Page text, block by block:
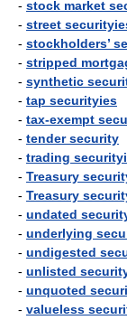
- stock market
- street
- stockholders’
- stripped
- synthetic
- tap securityies
- tax-exempt
- tender security
- trading
- Treasury
- Treasury
- undated
- underlying
- undigested
- unlisted
- unquoted
- valueless